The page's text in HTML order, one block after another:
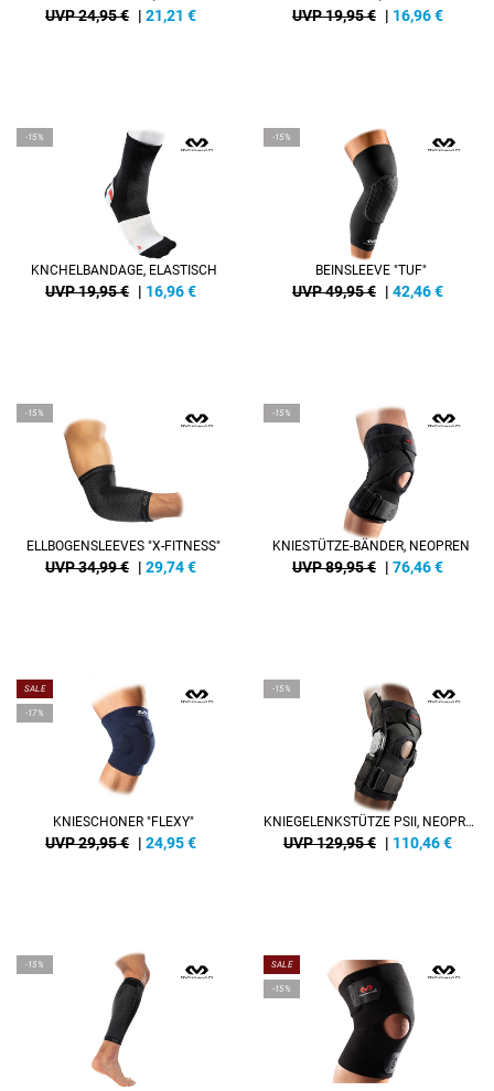
UVP 24,95 € | 21,21 € UVP 19,95 € | 16,96€
-15%
KNCHELBANDAGE, ELASTISCH
UVP 19,95 € | 16,96€
-15%
BEINSLEEVE "TUF"
UVP 49,95 € | 42,46€
-15%
ELLBOGENSLEEVES "X-FITNESS"
UVP 34,99 € | 29,74€
-15%
KNIESTÜTZE-BÄNDER, NEOPREN
UVP 89,95 € | 76,46€
SALE
-17%
KNIESCHONER "FLEXY"
UVP 29,95 € | 24,95€
-15%
KNIEGELENKSTÜTZE PSII, NEOPREN
UVP 129,95 € | 110,46€
-15% SALE
-15%